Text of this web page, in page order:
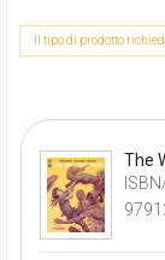
Il tipo di prodotto
The